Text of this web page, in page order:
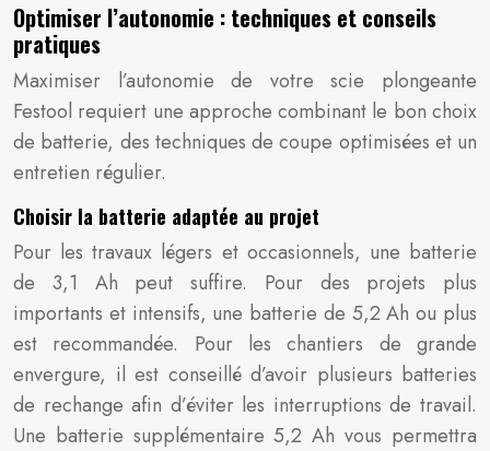
Optimiser l’autonomie : techniques et conseils
pratiques
Maximiser l’autonomie de votre scie plongeante
Festool requiert une approche combinant le bon choix
de batterie, des techniques de coupe optimisées et un
entretien régulier.
Choisir la batterie adaptée au projet
Pour les travaux légers et occasionnels, une batterie
de 3,1 Ah peut suffire. Pour des projets plus
importants et intensifs, une batterie de 5,2 Ah ou plus
est recommandée. Pour les chantiers de grande
envergure, il est conseillé d’avoir plusieurs batteries
de rechange afin d’éviter les interruptions de travail.
Une batterie supplémentaire 5,2 Ah vous permettra